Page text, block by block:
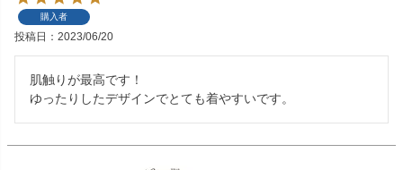
購入者
投稿日 2023/06/20
肌触りが最高です！
ゆったりしたデザインでとても着やすいです。